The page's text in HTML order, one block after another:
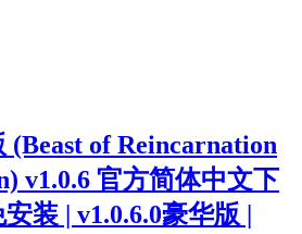
(Beast of Reincarnation
v1.0.6 官方简体中文下
装 | v1.0.6.0豪华版 |